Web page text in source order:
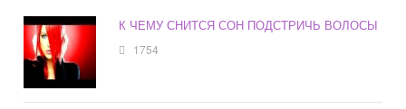
К ЧЕМУ СНИТСЯ СОН ПОДСТРИЧЬ ВОЛОСЫ
1754